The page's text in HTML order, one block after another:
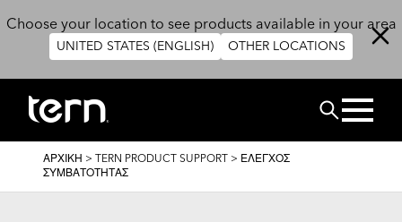
Choose your location to see products available in your area
UNITED STATES (ENGLISH) OTHER LOCATIONS
BREADCRUMB
ΑΡΧΙΚΉ > TERN PRODUCT SUPPORT > ΈΛΕΓΧΟΣ
ΣΥΜΒΑΤΌΤΗΤΑΣ